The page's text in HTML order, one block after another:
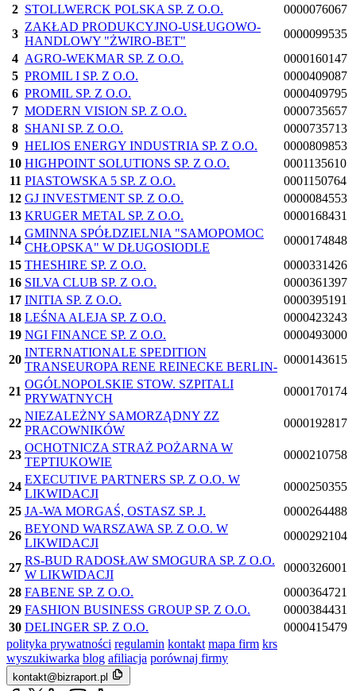
2 STOLLWERCK POLSKA SP. Z O.O.
0000076067
3
ZAKŁAD PRODUKCYJNO-USŁUGOWO-
HANDLOWY "ŻWIRO-BET"
0000099535
4 AGRO-WEKMAR SP. Z O.O.
0000160147
5 PROMIL I SP. Z O.O.
0000409087
6 PROMIL SP. Z O.O.
0000409795
7 MODERN VISION SP. Z O.O.
0000735657
8 SHANI SP. Z O.O.
0000735713
9 HELIOS ENERGY INDUSTRIA SP. Z O.O.
0000809853
10 HIGHPOINT SOLUTIONS SP. Z O.O.
0001135610
11 PIASTOWSKA 5 SP. Z O.O.
0001150764
12 GJ INVESTMENT SP. Z O.O.
0000084553
13 KRUGER METAL SP. Z O.O.
0000168431
14
GMINNA SPÓŁDZIELNIA "SAMOPOMOC
CHŁOPSKA" W DŁUGOSIODLE
0000174848
15 THESHIRE SP. Z O.O.
0000331426
16 SILVA CLUB SP. Z O.O.
0000361397
17 INITIA SP. Z O.O.
0000395191
18 LEŚNA ALEJA SP. Z O.O.
0000423243
19 NGI FINANCE SP. Z O.O.
0000493000
20
INTERNATIONALE SPEDITION
TRANSEUROPA RENE REINECKE BERLIN-
0000143615
21
OGÓLNOPOLSKIE STOW. SZPITALI
PRYWATNYCH
0000170174
22
NIEZALEŻNY SAMORZĄDNY ZZ
PRACOWNIKÓW
0000192817
23
OCHOTNICZA STRAŻ POŻARNA W
TEPTIUKOWIE
0000210758
24
EXECUTIVE PARTNERS SP. Z O.O. W
LIKWIDACJI
0000250355
25 JA-WA MORGAŚ, OSTASZ SP. J.
0000264488
26
BEYOND WARSZAWA SP. Z O.O. W
LIKWIDACJI
0000292104
27
RS-BUD RADOSŁAW SMOGURA SP. Z O.O.
W LIKWIDACJI
0000326001
28 FABENE SP. Z O.O.
0000364721
29 FASHION BUSINESS GROUP SP. Z O.O.
0000384431
30 DELINGER SP. Z O.O.
0000415479
polityka prywatności regulamin kontakt mapa firm krs
wyszukiwarka blog afiliacja porównaj firmy
kontakt@bizraport.pl